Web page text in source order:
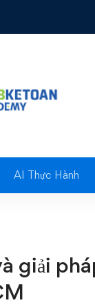
AI Thực Hành
phần mềm
giải